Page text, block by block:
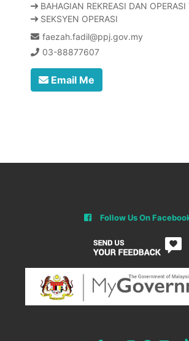
BAHAGIAN REKREASI DAN OPERASI
SEKSYEN OPERASI
faezah.fadil@ppj.gov.my
03-88877607
Email Me
Follow Us On